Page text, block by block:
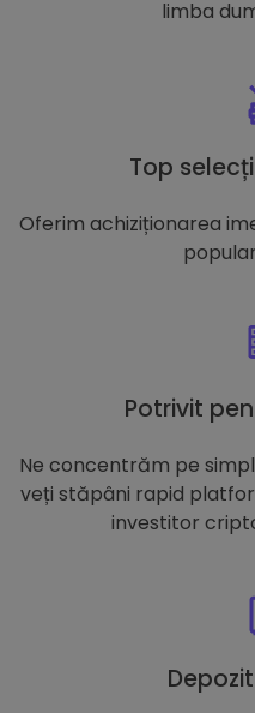
limba
Top
Oferim achiziționarea
Potrivit
Ne concentrăm pe
veți stăpâni rapid
investitor